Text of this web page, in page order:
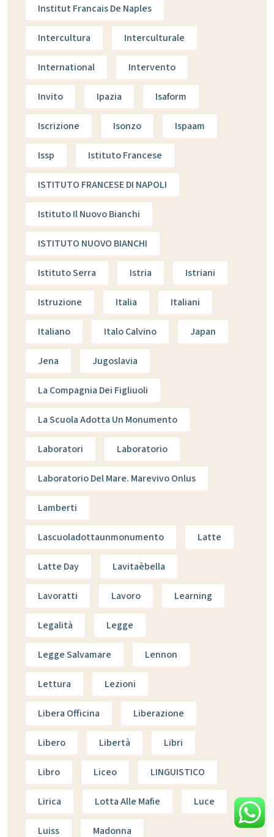
Institut Francais De Naples
Intercultura Interculturale
International Intervento
Invito Ipazia Isaform
Iscrizione Isonzo Ispaam
Issp Istituto Francese
ISTITUTO FRANCESE DI NAPOLI
Istituto Il Nuovo Bianchi
ISTITUTO NUOVO BIANCHI
Istituto Serra Istria Istriani
Istruzione Italia Italiani
Italiano Italo Calvino Japan
Jena Jugoslavia
La Compagnia Dei Figliuoli
La Scuola Adotta Un Monumento
Laboratori Laboratorio
Laboratorio Del Mare. Marevivo Onlus
Lamberti
Lascuoladottaunmonumento Latte
Latte Day Lavitaèbella
Lavoratti Lavoro Learning
Legalità Legge
Legge Salvamare Lennon
Lettura Lezioni
Libera Officina Liberazione
Libero Libertà Libri
Libro Liceo LINGUISTICO
Lirica Lotta Alle Mafie Luce
Luiss Madonna